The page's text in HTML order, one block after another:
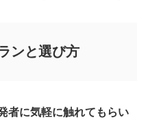
ンと選び方
者に気軽に触れてもらい